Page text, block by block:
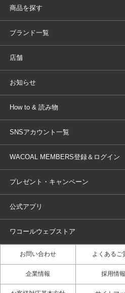
商品を探す
アイテム
トピックス
ブランド一覧
WACOAL
AMPHI
OUR WACOAL
WACOAL Remamma
Licensed Brands
店舗
店舗を探す
ブラ無料診断
3Dボディスキャン
お知らせ
新着情報
商品回収
ニュース＆トピックス
How to & 読み物
下着の基礎知識
ブラパン
大人の工場見学inベトナム
店舗体験記（マンガ）
3Dボディスキャン体験（マンガ）
SNSアカウント一覧
WACOAL MEMBERS登録＆ログイン
プレゼント・キャンペーン
公式アプリ
ワコールウェブストア
お問い合わせ よくあるご
企業情報 採用情報